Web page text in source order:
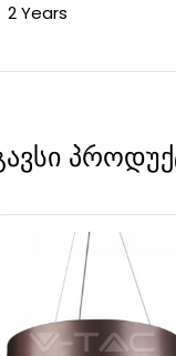
2 Years